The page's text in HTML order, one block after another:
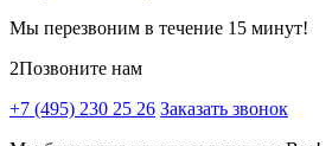
Мы перезвоним в течение 15 минут!
2Позвоните нам
+7 (495) 230 25 26 Заказать звонок